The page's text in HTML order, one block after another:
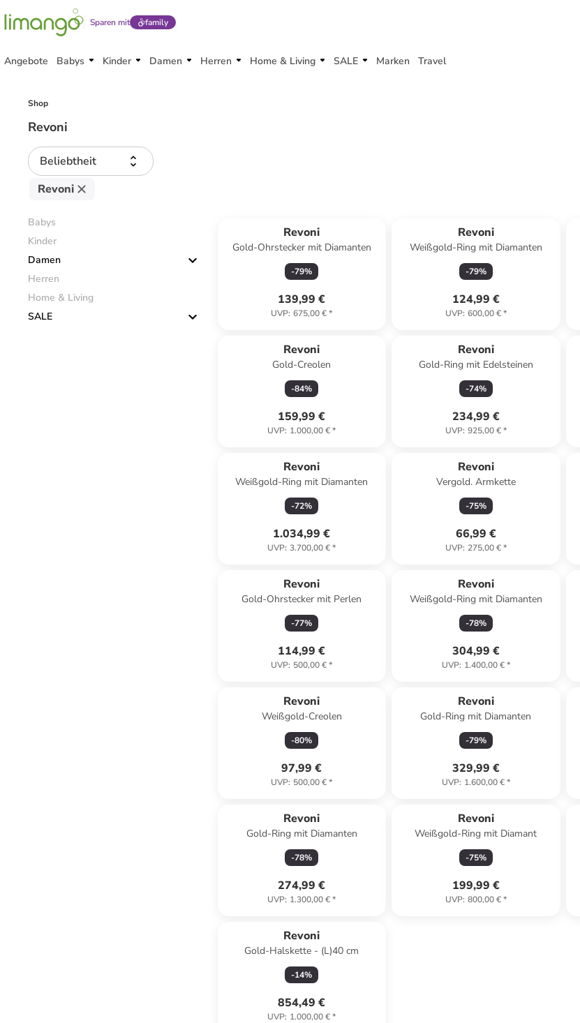
Sparen mit family
Angebote Babys Kinder Damen Herren Home & Living SALE Marken Travel
Shop
Revoni
Beliebtheit
Revoni
Babys
Kinder
Damen
Herren
Home & Living
SALE
Revoni
Gold-Ohrstecker mit Diamanten
-79%
139,99 €
UVP: 675,00 €*
Revoni
Weißgold-Ring mit Diamanten
-79%
124,99 €
UVP: 600,00 €*
Revoni
Gold-Creolen
-84%
159,99 €
UVP: 1.000,00 €*
Revoni
Gold-Ring mit Edelsteinen
-74%
234,99 €
UVP: 925,00 €*
Revoni
Weißgold-Ring mit Diamanten
-72%
1.034,99 €
UVP: 3.700,00 €*
Revoni
Vergold. Armkette
-75%
66,99 €
UVP: 275,00 €*
Revoni
Gold-Ohrstecker mit Perlen
-77%
114,99 €
UVP: 500,00 €*
Revoni
Weißgold-Ring mit Diamanten
-78%
304,99 €
UVP: 1.400,00 €*
Revoni
Weißgold-Creolen
-80%
97,99 €
UVP: 500,00 €*
Revoni
Gold-Ring mit Diamanten
-79%
329,99 €
UVP: 1.600,00 €*
Revoni
Gold-Ring mit Diamanten
-78%
274,99 €
UVP: 1.300,00 €*
Revoni
Weißgold-Ring mit Diamant
-75%
199,99 €
UVP: 800,00 €*
Revoni
Gold-Halskette - (L)40 cm
-14%
854,49 €
UVP: 1.000,00 €*